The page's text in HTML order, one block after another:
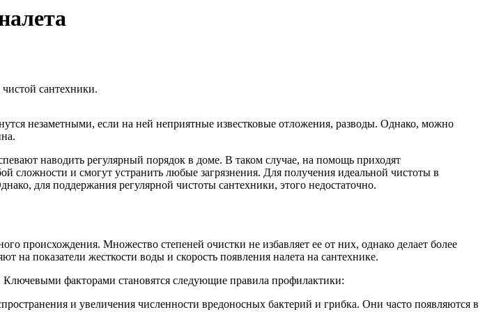
сантехники.
незаметными, если на ней неприятные известковые отложения, разводы. Однако, можно
наводить регулярный порядок в доме. В таком случае, на помощь приходят
и смогут устранить любые загрязнения. Для получения идеальной чистоты в
для поддержания регулярной чистоты сантехники, этого недостаточно.
происхождения. Множество степеней очистки не избавляет ее от них, однако делает более
на показатели жесткости воды и скорость появления налета на сантехнике.
факторами становятся следующие правила профилактики:
и увеличения численности вредоносных бактерий и грибка. Они часто появляются в